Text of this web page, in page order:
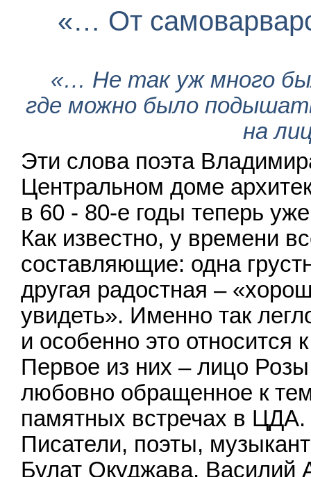
«… От
«… Не так уж много
где можно было
на
Эти слова поэта
Центральном доме
в 60 - 80-е годы теперь
Как известно, у времени
составляющие: одна
другая радостная –
увидеть». Именно так
и особенно это
Первое из них – лицо
любовно обращенное к
памятных встречах в ЦДА.
Писатели, поэты,
Булат Окуджава, Василий